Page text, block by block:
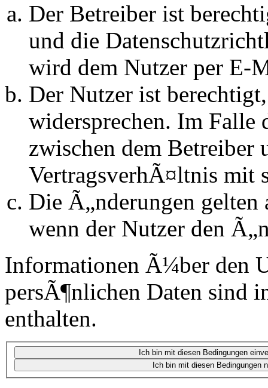
Der Betreiber ist
und die
wird dem Nutzer per E-
Der Nutzer ist
widersprechen. Im Falle
zwischen dem Betreiber
VertragsverhÃ¤ltnis mit
Die Ã„nderungen
wenn der Nutzer den
Informationen Ã¼ber den
persÃ¶nlichen Daten sind
enthalten.